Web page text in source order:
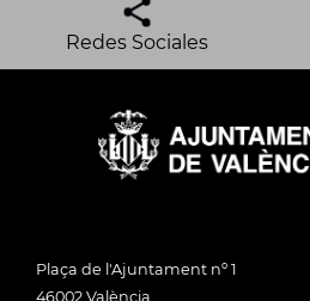
Redes Sociales
Plaça de l'Ajuntament nº 1
46002 València